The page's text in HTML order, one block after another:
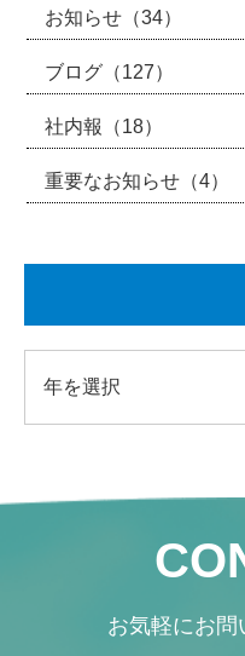
お知らせ （34）
ブログ （127）
社内報 （18）
重要なお知らせ （4）
お気軽にお問